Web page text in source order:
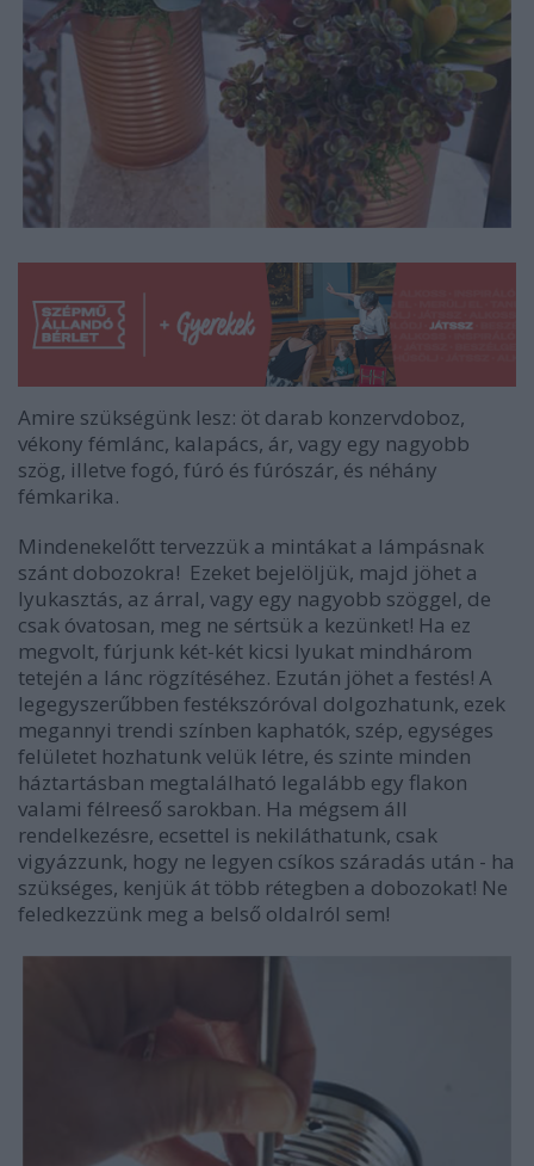
Amire szükségünk lesz: öt darab konzervdoboz,
vékony fémlánc, kalapács, ár, vagy egy nagyobb
szög, illetve fogó, fúró és fúrószár, és néhány
fémkarika.
Mindenekelőtt tervezzük a mintákat a lámpásnak
szánt dobozokra! Ezeket bejelöljük, majd jöhet a
lyukasztás, az árral, vagy egy nagyobb szöggel, de
csak óvatosan, meg ne sértsük a kezünket! Ha ez
megvolt, fúrjunk két-két kicsi lyukat mindhárom
tetején a lánc rögzítéséhez. Ezután jöhet a festés! A
legegyszerűbben festékszóróval dolgozhatunk, ezek
megannyi trendi színben kaphatók, szép, egységes
felületet hozhatunk velük létre, és szinte minden
háztartásban megtalálható legalább egy flakon
valami félreeső sarokban. Ha mégsem áll
rendelkezésre, ecsettel is nekiláthatunk, csak
vigyázzunk, hogy ne legyen csíkos száradás után - ha
szükséges, kenjük át több rétegben a dobozokat! Ne
feledkezzünk meg a belső oldalról sem!